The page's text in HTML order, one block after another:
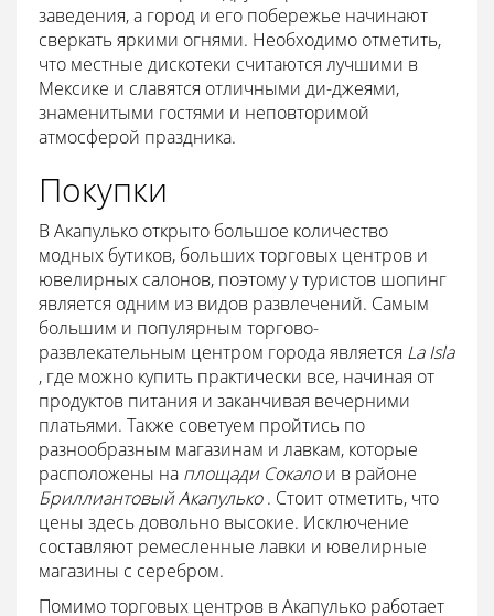
заведения, а город и его побережье начинают
сверкать яркими огнями. Необходимо отметить,
что местные дискотеки считаются лучшими в
Мексике и славятся отличными ди-джеями,
знаменитыми гостями и неповторимой
атмосферой праздника.
Покупки
В Акапулько открыто большое количество
модных бутиков, больших торговых центров и
ювелирных салонов, поэтому у туристов шопинг
является одним из видов развлечений. Самым
большим и популярным торгово-
развлекательным центром города является La Isla
, где можно купить практически все, начиная от
продуктов питания и заканчивая вечерними
платьями. Также советуем пройтись по
разнообразным магазинам и лавкам, которые
расположены на площади Сокалои в районе
Бриллиантовый Акапулько. Стоит отметить, что
цены здесь довольно высокие. Исключение
составляют ремесленные лавки и ювелирные
магазины с серебром.
Помимо торговых центров в Акапулько работает